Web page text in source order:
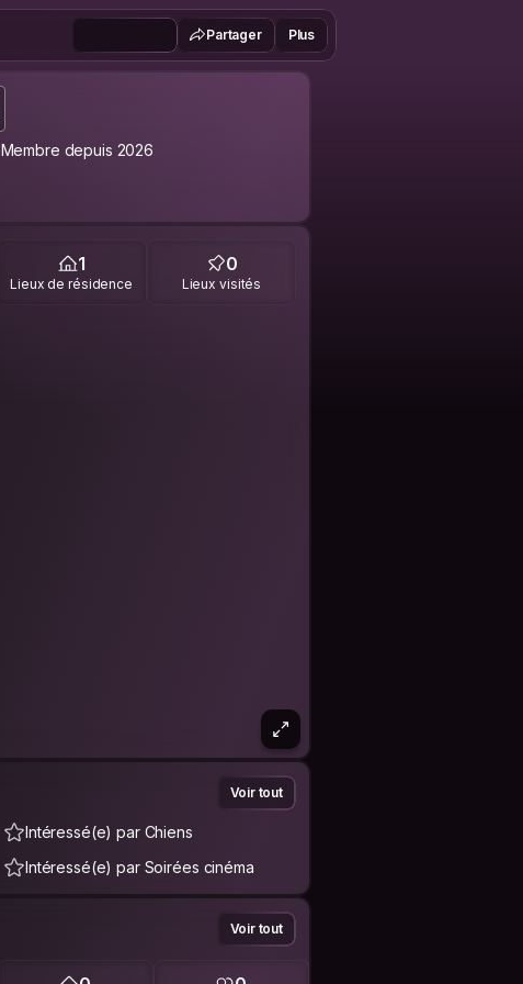
Partager Plus
Membre depuis 2026
1
Lieux de résidence
0
Lieux visités
Voir tout
Intéressé(e) par Chiens
Intéressé(e) par Soirées cinéma
Voir tout